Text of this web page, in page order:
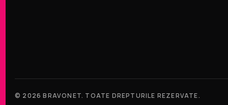
© 2026 BRAVONET. TOATE DREPTURILE REZERVATE.